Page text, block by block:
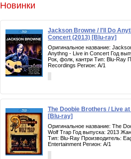
Новинки
Jackson Browne / I'll Do
Concert (2013) [Blu-ray]
Оригинальное название:
Anythng - Live in Concert Год
Рок, фолк, кантри Тип: Blu-Ray
Recordings Регион: A/1
The Doobie Brothers / Live at
[Blu-ray]
Оригинальное название: The
Wolf Trap Год выпуска: 2013
Тип: Blu-Ray Производитель:
Entertainment Регион: A/1